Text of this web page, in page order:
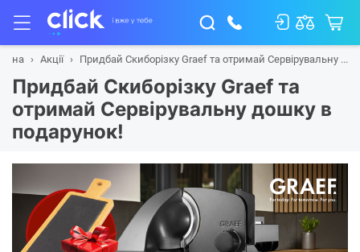
Акції Придбай Скиборізку Graef та отримай Сервірувальну ...
Придбай Скиборізку Graef та
отримай Сервірувальну дошку в
подарунок!